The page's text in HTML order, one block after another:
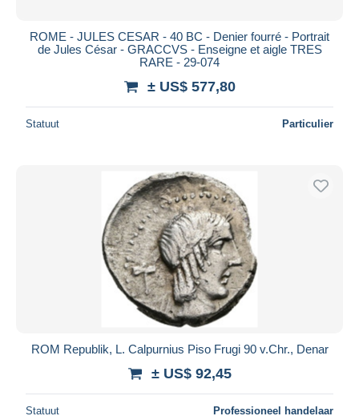
ROME - JULES CESAR - 40 BC - Denier fourré - Portrait
de Jules César - GRACCVS - Enseigne et aigle TRES
RARE - 29-074
± US$ 577,80
Statuut Particulier
ROM Republik, L. Calpurnius Piso Frugi 90 v.Chr., Denar
± US$ 92,45
Statuut Professioneel handelaar